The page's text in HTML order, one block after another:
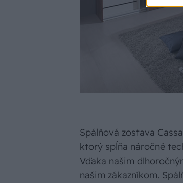
Spálňová zostava
ktorý spĺňa náročné
Vďaka našim
našim zákazníkom.